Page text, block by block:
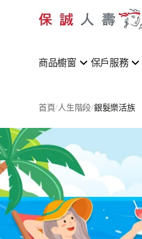
商品櫥窗 保戶服務
首頁 人生階段 銀髮樂活族